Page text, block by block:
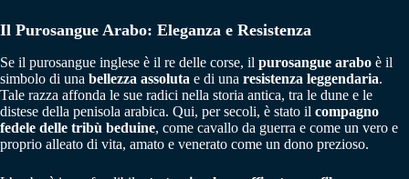
Il Purosangue Arabo: Eleganza e Resistenza
Se il purosangue inglese è il re delle corse, il purosangue arabo è il
simbolo di una bellezza assoluta e di una resistenza leggendaria.
Tale razza affonda le sue radici nella storia antica, tra le dune e le
distese della penisola arabica. Qui, per secoli, è stato il compagno
fedele delle tribù beduine, come cavallo da guerra e come un vero e
proprio alleato di vita, amato e venerato come un dono prezioso.